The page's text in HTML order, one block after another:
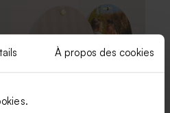
À propos des cookies